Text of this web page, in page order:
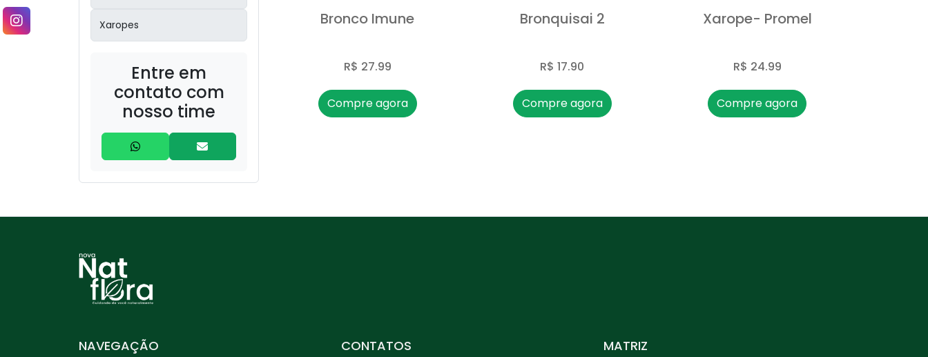
Bronco Imune
R$ 27.99
Compre agora
Bronquisai 2
R$ 17.90
Compre agora
Xarope- Promel
R$ 24.99
Compre agora
Xaropes
Entre em
contato com
nosso time
NAVEGAÇÃO CONTATOS MATRIZ